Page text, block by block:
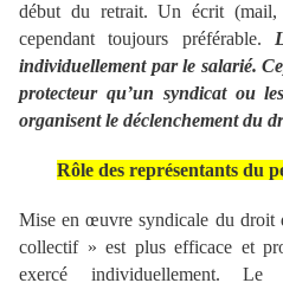
début du retrait. Un écrit (mail,
cependant toujours préférable.
individuellement par le salarié.
protecteur qu’un syndicat ou
organisent le déclenchement du
Rôle des représentants du
Mise en œuvre syndicale du droit
collectif » est plus efficace et
exercé individuellement.